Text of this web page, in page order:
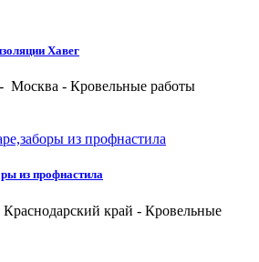
Хавег
Москва - Кровельные работы
из профнастила
Краснодарский край - Кровельные